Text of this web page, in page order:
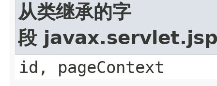
从类继承的字
段
id, pageContext